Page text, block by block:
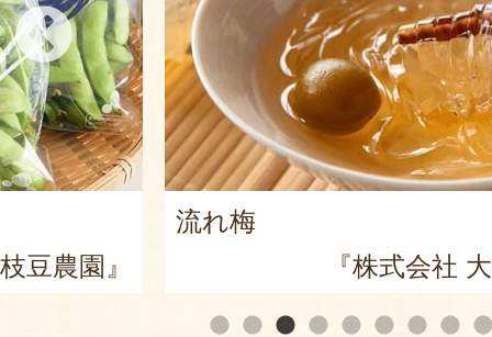
豆農園』
流れ梅
『株式会社